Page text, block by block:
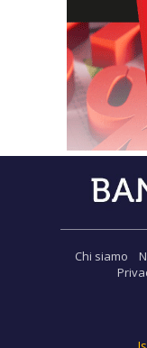
Chi siamo